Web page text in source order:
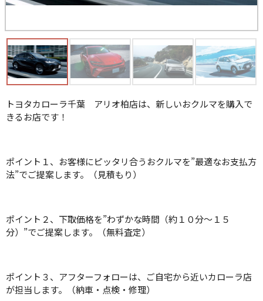
トヨタカローラ千葉 アリオ柏店は、新しいおクルマを購入で
きるお店です！
ポイント１、お客様にピッタリ合うおクルマを”最適なお支払方
法”でご提案します。（見積もり）
ポイント２、下取価格を”わずかな時間（約１０分～１５
分）”でご提案します。（無料査定）
ポイント３、アフターフォローは、ご自宅から近いカローラ店
が担当します。（納車・点検・修理）